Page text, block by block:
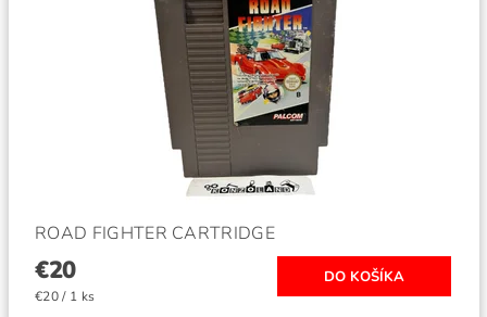
ROAD FIGHTER CARTRIDGE
€20
€20 / 1 ks